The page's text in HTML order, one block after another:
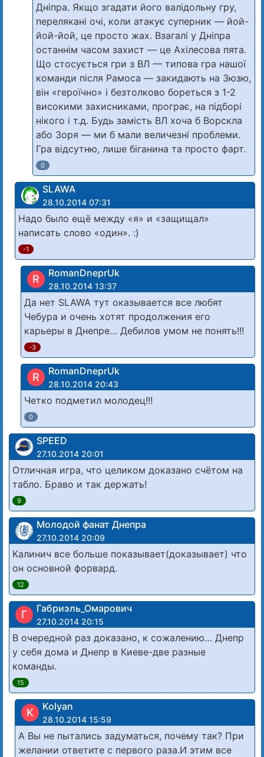
Дніпра. Якщо згадати його валідольну гру,
перелякані очі, коли атакує суперник — йой-
йой-йой, це просто жах. Взагалі у Дніпра
останнім часом захист — це Ахілесова пята.
Що стосується гри з ВЛ — типова гра нашої
команди після Рамоса — закидають на Зюзю,
він «героїчно» і безтолково бореться з 1-2
високими захисниками, програє, на підборі
нікого і т.д. Будь замість ВЛ хоча б Ворскла
або Зоря — ми б мали величезні проблеми.
Гра відсутню, лише біганина та просто фарт.
0
SLAWA
28.10.2014 07:31
Надо было ещё между «я» и «защищал»
написать слово «один». :)
-1
R RomanDneprUk
28.10.2014 13:37
Да нет SLAWA тут оказывается все любят
Чебура и очень хотят продолжения его
карьеры в Днепре… Дебилов умом не понять!!!
-3
R RomanDneprUk
28.10.2014 20:43
Четко подметил молодец!!!
0
SPEED
27.10.2014 20:01
Отличная игра, что целиком доказано счётом на
табло. Браво и так держать!
9
Молодой фанат Днепра
27.10.2014 20:09
Калинич все больше показывает(доказывает) что
он основной форвард.
12
Г Габриэль_Омарович
27.10.2014 20:15
В очередной раз доказано, к сожалению… Днепр
у себя дома и Днепр в Киеве-две разные
команды.
15
K Kolyan
28.10.2014 15:59
А Вы не пытались задуматься, почему так? При
желании ответите с первого раза.И этим все